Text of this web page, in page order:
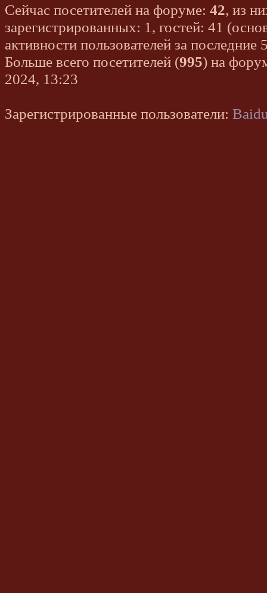
Сейчас посетителей на форуме: 42, из
зарегистрированных: 1, гостей: 41
активности пользователей за последние
Больше всего посетителей (995) на
2024, 13:23
Зарегистрированные пользователи: